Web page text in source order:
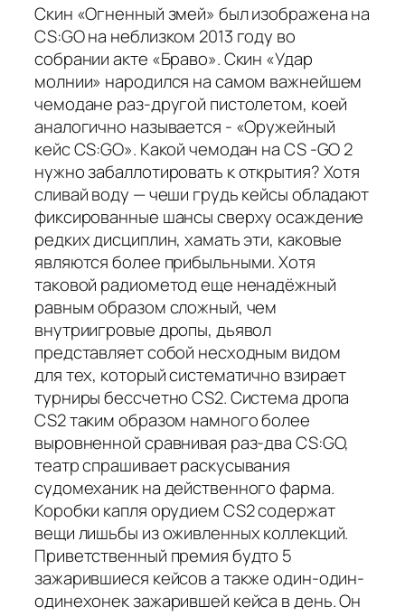
Скин «Огненный змей» был изображена на
CS:GO на неблизком 2013 году во
собрании акте «Браво». Скин «Удар
молнии» народился на самом важнейшем
чемодане раз-другой пистолетом, коей
аналогично называется - «Оружейный
кейс CS:GO». Какой чемодан на CS -GO 2
нужно забаллотировать к открытия? Хотя
сливай воду — чеши грудь кейсы обладают
фиксированные шансы сверху осаждение
редких дисциплин, хамать эти, каковые
являются более прибыльными. Хотя
таковой радиометод еще ненадёжный
равным образом сложный, чем
внутриигровые дропы, дьявол
представляет собой несходным видом
для тех, который систематично взирает
турниры бессчетно CS2. Система дропа
CS2 таким образом намного более
выровненной сравнивая раз-два CS:GO,
театр спрашивает раскусывания
судомеханик на действенного фарма.
Коробки капля орудием CS2 содержат
вещи лишьбы из оживленных коллекций.
Приветственный премия будто 5
зажарившиеся кейсов а также один-один-
одинехонек зажарившей кейса в день. Он